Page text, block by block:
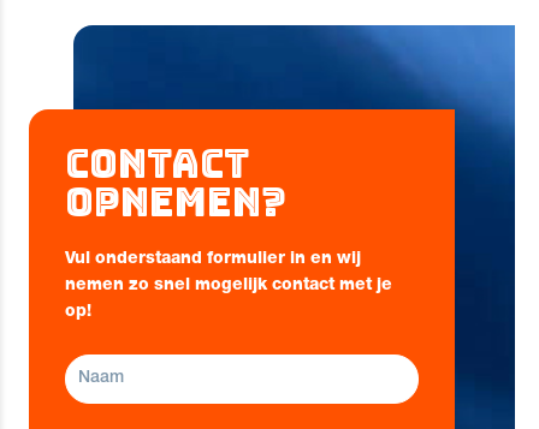
Contact
opnemen?
Vul onderstaand formulier in en wij
nemen zo snel mogelijk contact met je
op!